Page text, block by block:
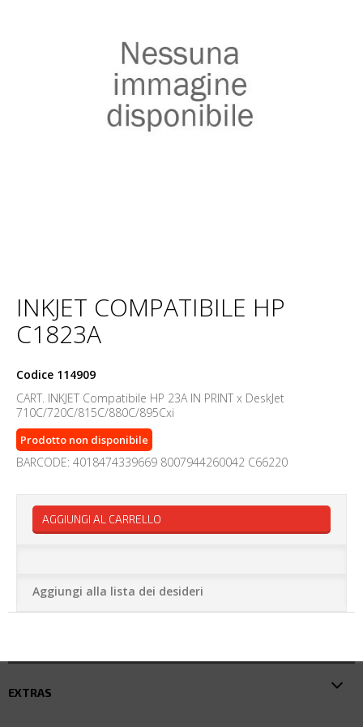
INKJET COMPATIBILE HP
C1823A
Codice 114909
CART. INKJET Compatibile HP 23A IN PRINT x DeskJet
710C/720C/815C/880C/895Cxi
Prodotto non disponibile
BARCODE: 4018474339669 8007944260042 C66220
AGGIUNGI AL CARRELLO
Aggiungi alla lista dei desideri
EXTRAS